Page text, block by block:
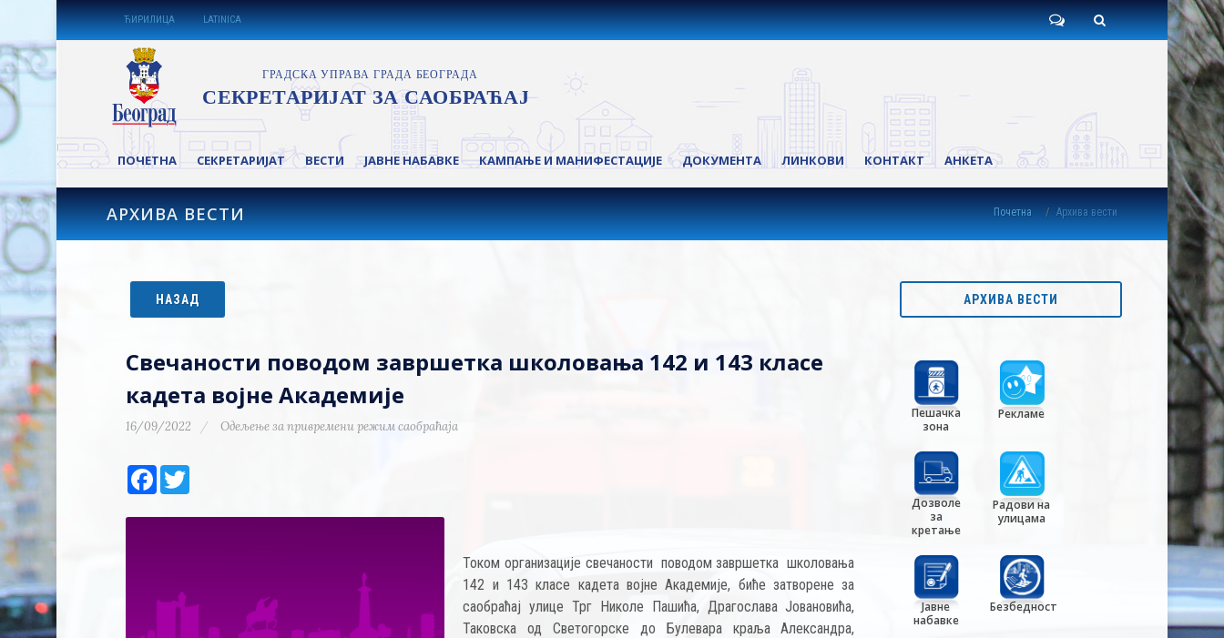
ЋИРИЛИЦА LATINICA
ПОЧЕТНА СЕКРЕТАРИЈАТ ВЕСТИ ЈАВНЕ НАБАВКЕ КАМПАЊЕ И МАНИФЕСТАЦИЈЕ ДОКУМЕНТА ЛИНКОВИ КОНТАКТ АНКЕТА
АРХИВА ВЕСТИ Почетна Архива вести
НАЗАД
Свечаности поводом завршетка школовања 142 и 143 класе
кадета војне Академије
16/09/2022 Одељење за привремени режим саобраћаја
Facebook
Током организације свечаности поводом завршетка школовања
142 и 143 класе кадета војне Академије, биће затворене за
саобраћај улице Трг Николе Пашића, Драгослава Јовановића,
Таковска од Светогорске до Булевара краља Александра,
АРХИВА ВЕСТИ
Пешачка
зона
Рекламе
Дозволе
за
кретање
Радови на
улицама
Јавне
набавке
Безбедност